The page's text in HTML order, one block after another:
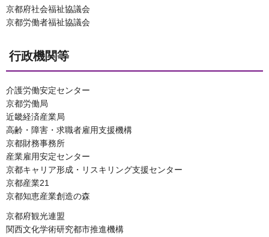
京都府社会福祉協議会
京都労働者福祉協議会
行政機関等
介護労働安定センター
京都労働局
近畿経済産業局
高齢・障害・求職者雇用支援機構
京都財務事務所
産業雇用安定センター
京都キャリア形成・リスキリング支援センター
京都産業21
京都知恵産業創造の森
京都府観光連盟
関西文化学術研究都市推進機構